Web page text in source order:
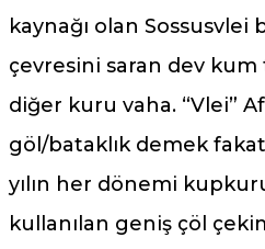
kaynağı olan Sossusvlei
çevresini saran dev
diğer kuru vaha. “Vlei”
göl/bataklık demek
yılın her dönemi
kullanılan geniş çöl